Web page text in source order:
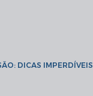
DICAS IMPERDÍVEIS